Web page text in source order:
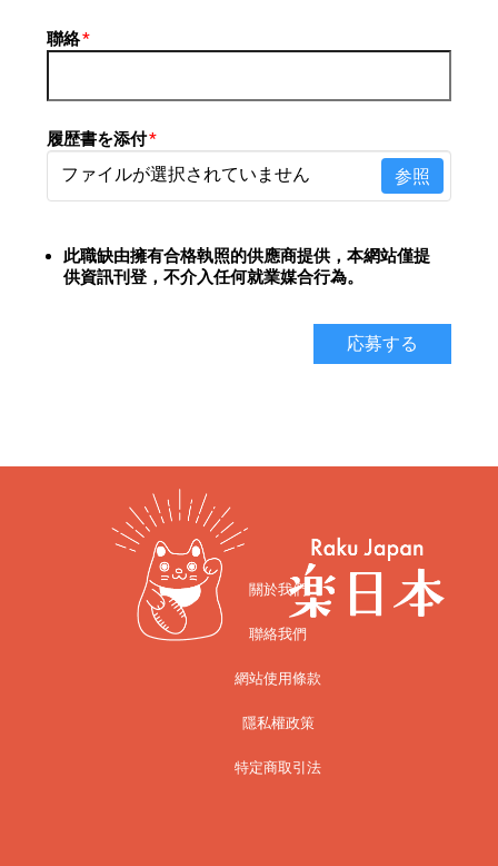
聯絡*
履歴書を添付*
ファイルが選択されていません 参照
此職缺由擁有合格執照的供應商提供， 本網站僅提
供資訊刊登，不介入任何就業媒合行為。
応募する
關於我們
聯絡我們
網站使用條款
隱私權政策
特定商取引法